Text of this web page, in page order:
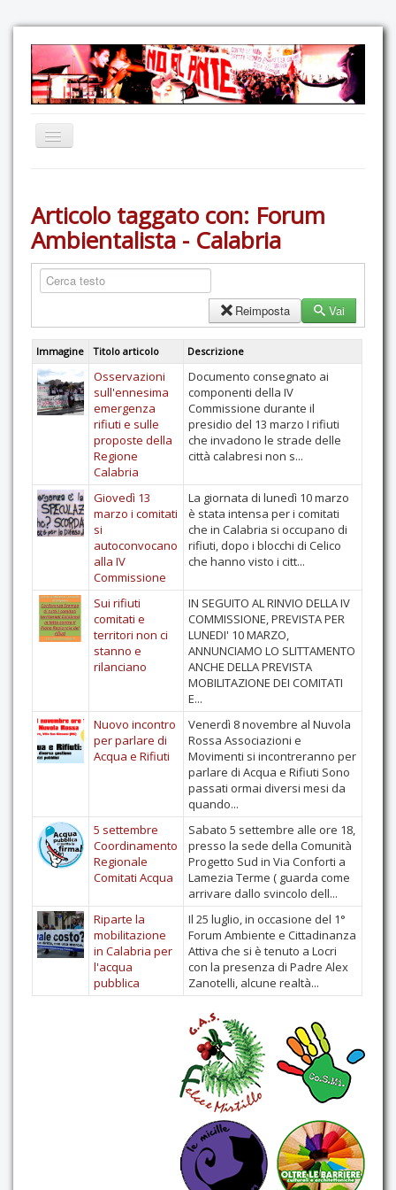
Comunicazione
Eventi
GAS Felce & Mirtillo
Ricostruiamo il Cartella!
Mediateca
Autoproduzioni
Contatti
Articolo taggato con: Forum
Ambientalista - Calabria
Vai
Reimposta
Immagine Titolo articolo Descrizione
Osservazioni
sull'ennesima
emergenza
rifiuti e sulle
proposte della
Regione
Calabria
Documento consegnato ai
componenti della IV
Commissione durante il
presidio del 13 marzo I rifiuti
che invadono le strade delle
città calabresi non s...
Giovedì 13
marzo i comitati
si
autoconvocano
alla IV
Commissione
La giornata di lunedì 10 marzo
è stata intensa per i comitati
che in Calabria si occupano di
rifiuti, dopo i blocchi di Celico
che hanno visto i citt...
Sui rifiuti
comitati e
territori non ci
stanno e
rilanciano
IN SEGUITO AL RINVIO DELLA IV
COMMISSIONE, PREVISTA PER
LUNEDI' 10 MARZO,
ANNUNCIAMO LO SLITTAMENTO
ANCHE DELLA PREVISTA
MOBILITAZIONE DEI COMITATI
E...
Nuovo incontro
per parlare di
Acqua e Rifiuti
Venerdì 8 novembre al Nuvola
Rossa Associazioni e
Movimenti si incontreranno per
parlare di Acqua e Rifiuti Sono
passati ormai diversi mesi da
quando...
5 settembre
Coordinamento
Regionale
Comitati Acqua
Sabato 5 settembre alle ore 18,
presso la sede della Comunità
Progetto Sud in Via Conforti a
Lamezia Terme ( guarda come
arrivare dallo svincolo dell...
Riparte la
mobilitazione
in Calabria per
l'acqua
pubblica
Il 25 luglio, in occasione del 1°
Forum Ambiente e Cittadinanza
Attiva che si è tenuto a Locri
con la presenza di Padre Alex
Zanotelli, alcune realtà...